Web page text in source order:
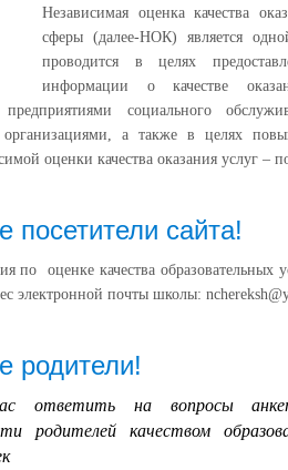
Независимая оценка качества
сферы (далее-НОК) является
проводится в целях
информации о качестве
социального
организациями, а также в целях
оценки качества оказания услуг –
сайта!
по оценке качества
электронной почты школы:
родители!
ответить на вопросы
родителей качеством